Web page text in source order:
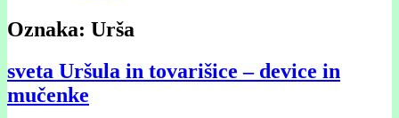
Oznaka: Urša
sveta Uršula in tovarišice – device in
mučenke